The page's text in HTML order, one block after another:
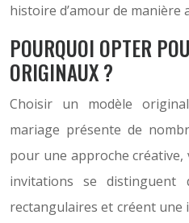
histoire d’amour de
POURQUOI OPTER
ORIGINAUX ?
Choisir un modèle
mariage présente de
pour une approche créative,
invitations se distinguent
rectangulaires et créent